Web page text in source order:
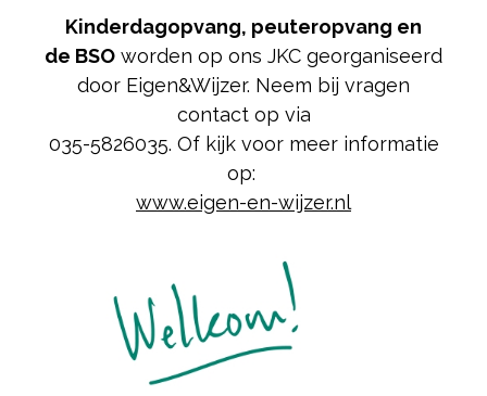
Kinderdagopvang, peuteropvang en
de BSO worden op ons JKC georganiseerd
door Eigen&Wijzer. Neem bij vragen
contact op via
035-5826035. Of kijk voor meer informatie
op:
www.eigen-en-wijzer.nl